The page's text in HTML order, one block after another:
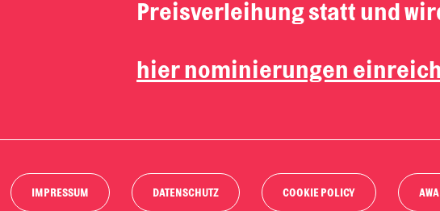
Preisverleihung statt und
hier nominierungen
IMPRESSUM DATENSCHUTZ COOKIE POLICY